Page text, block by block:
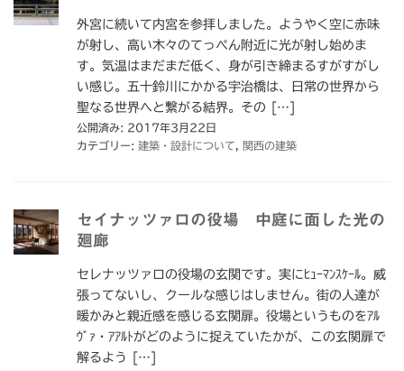
外宮に続いて内宮を参拝しました。ようやく空に赤味
が射し、高い木々のてっぺん附近に光が射し始めま
す。気温はまだまだ低く、身が引き締まるすがすがし
い感じ。五十鈴川にかかる宇治橋は、日常の世界から
聖なる世界へと繋がる結界。その […]
公開済み: 2017年3月22日
カテゴリー: 建築・設計について, 関西の建築
セイナッツァロの役場 中庭に面した光の
廻廊
セレナッツァロの役場の玄関です。実にﾋｭｰﾏﾝｽｹｰﾙ。威
張ってないし、クールな感じはしません。街の人達が
暖かみと親近感を感じる玄関扉。役場というものをｱﾙ
ｳﾞｧ・ｱｱﾙﾄがどのように捉えていたかが、この玄関扉で
解るよう […]